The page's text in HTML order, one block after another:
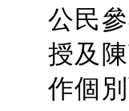
公民
授及
作個